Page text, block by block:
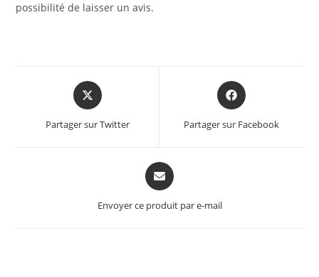
possibilité de laisser un avis.
Partager sur Twitter Partager sur Facebook
Envoyer ce produit par e-mail